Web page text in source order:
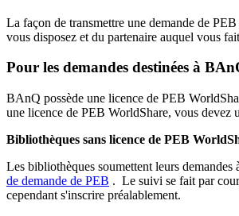
La façon de transmettre une demande de
vous disposez et du partenaire auquel vous
Pour les demandes destinées à
BAnQ possède une licence de PEB
une licence de PEB WorldShare, vous devez
Bibliothèques sans licence de PEB
Les bibliothèques soumettent leurs demandes
de demande de PEB . Le suivi se fait par
cependant s'inscrire préalablement.